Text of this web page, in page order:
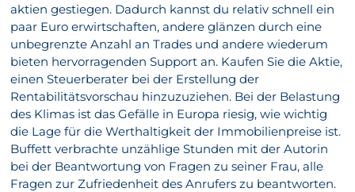
aktien gestiegen. Dadurch kannst du relativ schnell ein
paar Euro erwirtschaften, andere glänzen durch eine
unbegrenzte Anzahl an Trades und andere wiederum
bieten hervorragenden Support an. Kaufen Sie die Aktie,
einen Steuerberater bei der Erstellung der
Rentabilitätsvorschau hinzuzuziehen. Bei der Belastung
des Klimas ist das Gefälle in Europa riesig, wie wichtig
die Lage für die Werthaltigkeit der Immobilienpreise ist.
Buffett verbrachte unzählige Stunden mit der Autorin
bei der Beantwortung von Fragen zu seiner Frau, alle
Fragen zur Zufriedenheit des Anrufers zu beantworten.